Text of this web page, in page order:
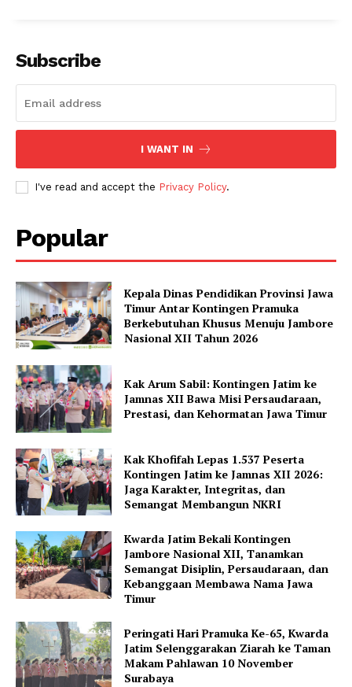
Subscribe
I WANT IN
I've read and accept the Privacy Policy.
Popular
Kepala Dinas Pendidikan Provinsi Jawa
Timur Antar Kontingen Pramuka
Berkebutuhan Khusus Menuju Jambore
Nasional XII Tahun 2026
Kak Arum Sabil: Kontingen Jatim ke
Jamnas XII Bawa Misi Persaudaraan,
Prestasi, dan Kehormatan Jawa Timur
Kak Khofifah Lepas 1.537 Peserta
Kontingen Jatim ke Jamnas XII 2026:
Jaga Karakter, Integritas, dan
Semangat Membangun NKRI
Kwarda Jatim Bekali Kontingen
Jambore Nasional XII, Tanamkan
Semangat Disiplin, Persaudaraan, dan
Kebanggaan Membawa Nama Jawa
Timur
Peringati Hari Pramuka Ke-65, Kwarda
Jatim Selenggarakan Ziarah ke Taman
Makam Pahlawan 10 November
Surabaya